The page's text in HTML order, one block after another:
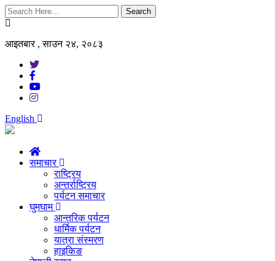
Search
आइतबार , साउन २४, २०८३
English
समाचार
राष्ट्रिय
अन्तर्राष्ट्रिय
पर्यटन समाचार
घुमघाम
आन्तरिक पर्यटन
धार्मिक पर्यटन
यात्रा संस्मरण
हाइकिङ